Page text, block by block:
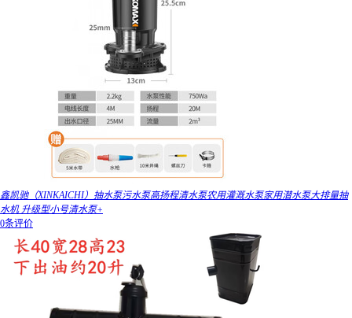
鑫凯驰（XINKAICHI）抽水泵污水泵高扬程清水泵农用灌溉水泵家用潜水泵大排量抽
水机 升级型小号清水泵+
0条评价